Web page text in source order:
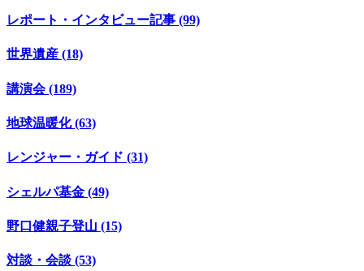
レポート・インタビュー記事 (99)
世界遺産 (18)
講演会 (189)
地球温暖化 (63)
レンジャー・ガイド (31)
シェルパ基金 (49)
野口健親子登山 (15)
対談・会談 (53)